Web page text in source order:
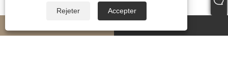
Rejeter Accepter